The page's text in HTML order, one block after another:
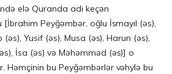
elə Quranda adı keçən
Peyğəmbər, oğlu İsmayıl (əs),
Yusif (əs), Musa (əs), Harun (əs),
İsa (əs) və Məhəmməd (əs)] o
Həmçinin bu Peyğəmbərlər vəhylə bu